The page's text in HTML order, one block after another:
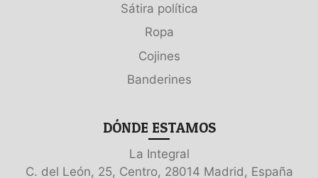
Sátira política
Ropa
Cojines
Banderines
DÓNDE ESTAMOS
La Integral
C. del León, 25, Centro, 28014 Madrid, España